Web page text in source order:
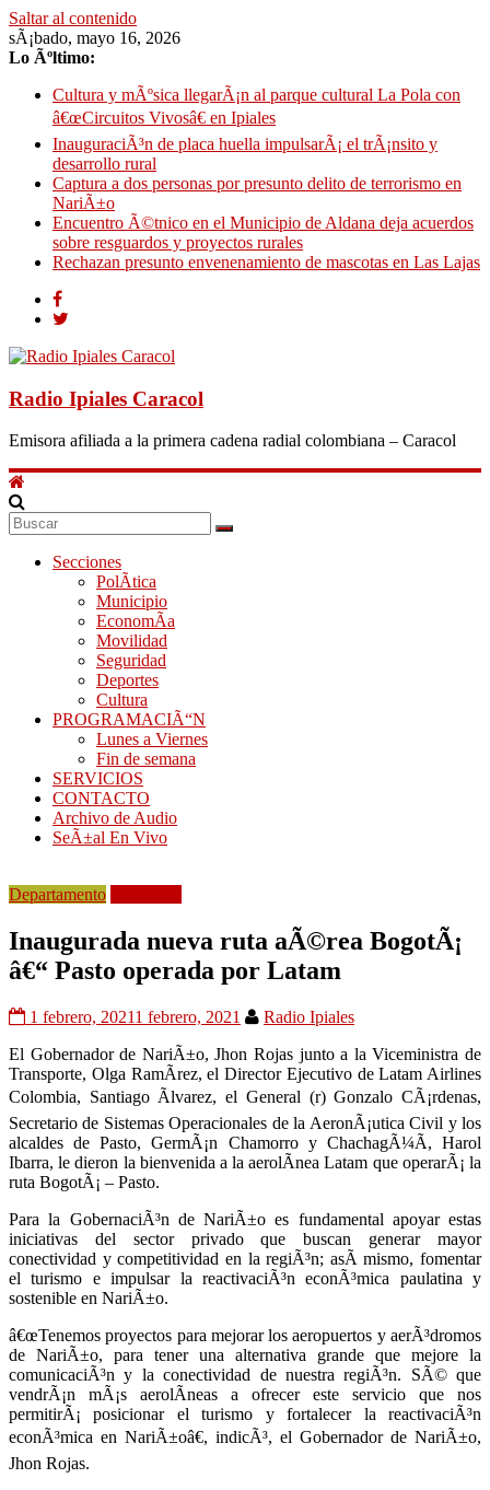
Saltar al contenido
sÃ¡bado, mayo 16, 2026
Lo Ãºltimo:
Cultura y mÃºsica llegarÃ¡n al parque cultural La Pola con
â€œCircuitos Vivosâ€ en Ipiales
InauguraciÃ³n de placa huella impulsarÃ¡ el trÃ¡nsito y
desarrollo rural
Captura a dos personas por presunto delito de terrorismo en
NariÃ±o
Encuentro Ã©tnico en el Municipio de Aldana deja acuerdos
sobre resguardos y proyectos rurales
Rechazan presunto envenenamiento de mascotas en Las Lajas
Radio Ipiales Caracol
Emisora afiliada a la primera cadena radial colombiana – Caracol
Secciones
PolÃ­tica
Municipio
EconomÃ­a
Movilidad
Seguridad
Deportes
Cultura
PROGRAMACIÃ“N
Lunes a Viernes
Fin de semana
SERVICIOS
CONTACTO
Archivo de Audio
SeÃ±al En Vivo
Departamento
Inaugurada nueva ruta aÃ©rea BogotÃ¡
â€“ Pasto operada por Latam
1 febrero, 20211 febrero, 2021
Radio Ipiales
El Gobernador de NariÃ±o, Jhon Rojas junto a la Viceministra de
Transporte, Olga RamÃ­rez, el Director Ejecutivo de Latam Airlines
Colombia, Santiago Ãlvarez, el General (r) Gonzalo CÃ¡rdenas,
Secretario de Sistemas Operacionales de la AeronÃ¡utica Civil y los
alcaldes de Pasto, GermÃ¡n Chamorro y ChachagÃ¼Ã­, Harol
Ibarra, le dieron la bienvenida a la aerolÃ­nea Latam que operarÃ¡ la
ruta BogotÃ¡ – Pasto.
Para la GobernaciÃ³n de NariÃ±o es fundamental apoyar estas
iniciativas del sector privado que buscan generar mayor
conectividad y competitividad en la regiÃ³n; asÃ­ mismo, fomentar
el turismo e impulsar la reactivaciÃ³n econÃ³mica paulatina y
sostenible en NariÃ±o.
â€œTenemos proyectos para mejorar los aeropuertos y aerÃ³dromos
de NariÃ±o, para tener una alternativa grande que mejore la
comunicaciÃ³n y la conectividad de nuestra regiÃ³n. SÃ© que
vendrÃ¡n mÃ¡s aerolÃ­neas a ofrecer este servicio que nos
permitirÃ¡ posicionar el turismo y fortalecer la reactivaciÃ³n
econÃ³mica en NariÃ±oâ€, indicÃ³, el Gobernador de NariÃ±o,
Jhon Rojas.